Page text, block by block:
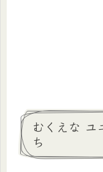
むくえな ユ
ち